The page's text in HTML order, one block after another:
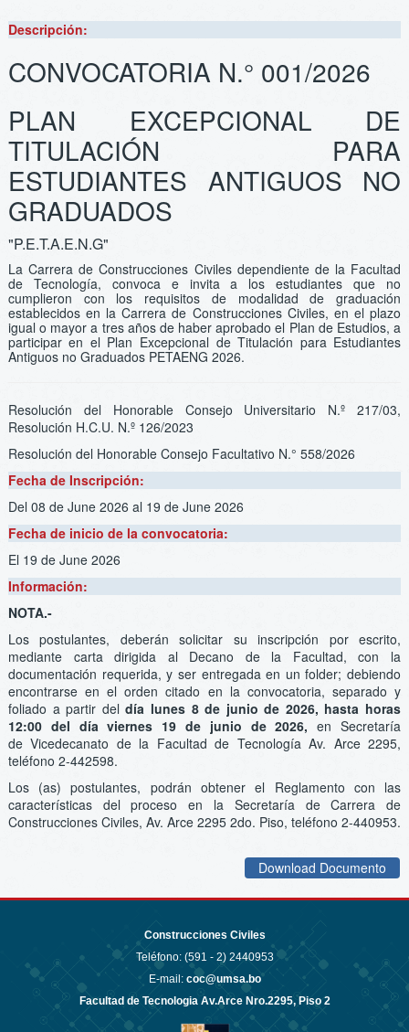
Descripción:
CONVOCATORIA N.° 001/2026
PLAN EXCEPCIONAL DE
TITULACIÓN PARA
ESTUDIANTES ANTIGUOS NO
GRADUADOS
"P.E.T.A.E.N.G"
La Carrera de Construcciones Civiles dependiente de la Facultad
de Tecnología, convoca e invita a los estudiantes que no
cumplieron con los requisitos de modalidad de graduación
establecidos en la Carrera de Construcciones Civiles, en el plazo
igual o mayor a tres años de haber aprobado el Plan de Estudios, a
participar en el Plan Excepcional de Titulación para Estudiantes
Antiguos no Graduados PETAENG 2026.
Resolución del Honorable Consejo Universitario N.º 217/03,
Resolución H.C.U. N.º 126/2023
Resolución del Honorable Consejo Facultativo N.° 558/2026
Fecha de Inscripción:
Del 08 de June 2026 al 19 de June 2026
Fecha de inicio de la convocatoria:
El 19 de June 2026
Información:
NOTA.-
Los postulantes, deberán solicitar su inscripción por escrito,
mediante carta dirigida al Decano de la Facultad, con la
documentación requerida, y ser entregada en un folder; debiendo
encontrarse en el orden citado en la convocatoria, separado y
foliado a partir deldía lunes 8 de junio de 2026, hasta horas
12:00 del día viernes 19 de junio de 2026,en Secretaría
de Vicedecanato de la Facultad de Tecnología Av. Arce 2295,
teléfono 2-442598.
Los (as) postulantes, podrán obtener el Reglamento con las
características del proceso en la Secretaría de Carrera de
Construcciones Civiles, Av. Arce 2295 2do. Piso, teléfono 2-440953.
Download Documento
Construcciones Civiles
Teléfono: (591 - 2) 2440953
E-mail: coc@umsa.bo
Facultad de Tecnologia Av.Arce Nro.2295, Piso 2